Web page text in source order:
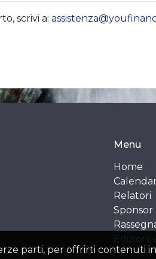
scrivi a:
Menu
Home
Relatori
Sponsor
parti, per offrirti contenuti